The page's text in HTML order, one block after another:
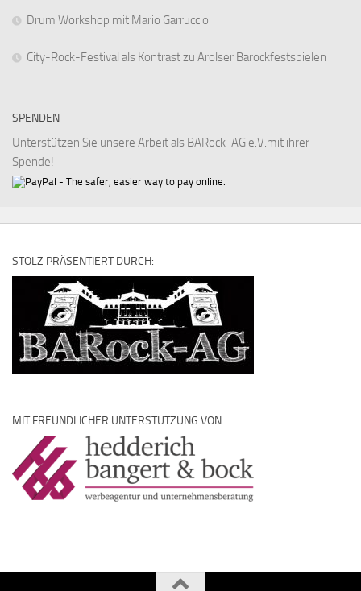
Drum Workshop mit Mario Garruccio
City-Rock-Festival als Kontrast zu Arolser Barockfestspielen
SPENDEN
Unterstützen Sie unsere Arbeit als BARock-AG e.V.mit ihrer
Spende!
STOLZ PRÄSENTIERT DURCH:
MIT FREUNDLICHER UNTERSTÜTZUNG VON